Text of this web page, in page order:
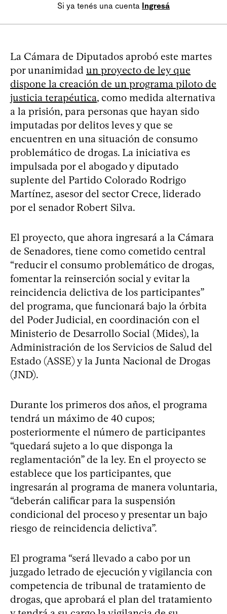
Si ya tenés una cuenta Ingresá
La Cámara de Diputados aprobó este martes
por unanimidad un proyecto de ley que
dispone la creación de un programa piloto de
justicia terapéutica, como medida alternativa
a la prisión, para personas que hayan sido
imputadas por delitos leves y que se
encuentren en una situación de consumo
problemático de drogas. La iniciativa es
impulsada por el abogado y diputado
suplente del Partido Colorado Rodrigo
Martínez, asesor del sector Crece, liderado
por el senador Robert Silva.
El proyecto, que ahora ingresará a la Cámara
de Senadores, tiene como cometido central
“reducir el consumo problemático de drogas,
fomentar la reinserción social y evitar la
reincidencia delictiva de los participantes”
del programa, que funcionará bajo la órbita
del Poder Judicial, en coordinación con el
Ministerio de Desarrollo Social (Mides), la
Administración de los Servicios de Salud del
Estado (ASSE) y la Junta Nacional de Drogas
(JND).
Durante los primeros dos años, el programa
tendrá un máximo de 40 cupos;
posteriormente el número de participantes
“quedará sujeto a lo que disponga la
reglamentación” de la ley. En el proyecto se
establece que los participantes, que
ingresarán al programa de manera voluntaria,
“deberán calificar para la suspensión
condicional del proceso y presentar un bajo
riesgo de reincidencia delictiva”.
El programa “será llevado a cabo por un
juzgado letrado de ejecución y vigilancia con
competencia de tribunal de tratamiento de
drogas, que aprobará el plan del tratamiento